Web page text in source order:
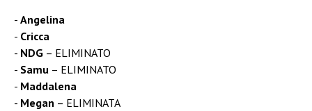
Angelina
Cricca
NDG – ELIMINATO
Samu – ELIMINATO
Maddalena
Megan – ELIMINATA